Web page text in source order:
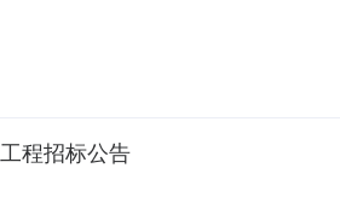
项目资金来源为自筹资金:70万元，招标人为
程招标公告